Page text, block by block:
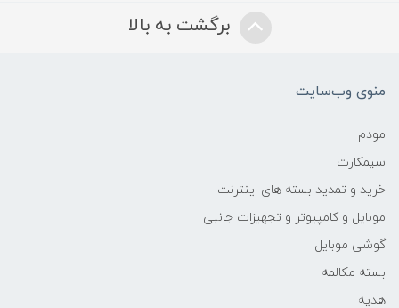
برگشت به بالا
منوی وب‌سایت
مودم
سیمکارت
خرید و تمدید بسته های اینترنت
موبایل و کامپیوتر و تجهیزات جانبی
گوشی موبایل
بسته مکالمه
هدیه